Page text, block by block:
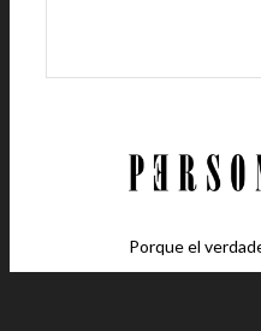
Porque el